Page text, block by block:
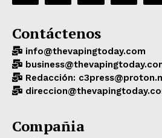
Contáctenos
info@thevapingtoday.com
Redacción:
Compañia